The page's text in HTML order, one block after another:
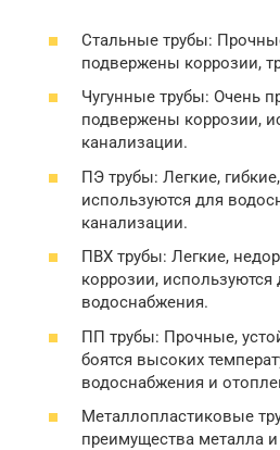
Стальные трубы:
подвержены коррозии,
Чугунные трубы: Очень
подвержены коррозии,
канализации.
ПЭ трубы: Легкие,
используются для
канализации.
ПВХ трубы: Легкие,
коррозии,
водоснабжения.
ПП трубы: Прочные,
боятся высоких
водоснабжения и
Металлопластиковые
преимущества металла и